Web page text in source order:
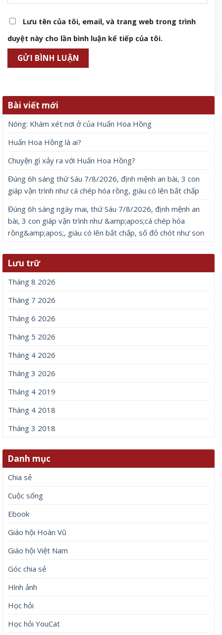
Lưu tên của tôi, email, và trang web trong trình
duyệt này cho lần bình luận kế tiếp của tôi.
Bài viết mới
Nóng: Khám xét nơi ở của Huấn Hoa Hồng
Huấn Hoa Hồng là ai?
Chuyện gì xảy ra với Huấn Hoa Hồng?
Đúng 6h sáng thứ Sáu 7/8/2026, định mệnh an bài, 3 con
giáp vận trình như cá chép hóa rồng, giàu có lên bất chấp
Đúng 6h sáng ngày mai, thứ Sáu 7/8/2026, định mệnh an
bài, 3 con giáp vận trình như &amp;apos;cá chép hóa
rồng&amp;apos;, giàu có lên bất chấp, số đỏ chót như son
Lưu trữ
Tháng 8 2026
Tháng 7 2026
Tháng 6 2026
Tháng 5 2026
Tháng 4 2026
Tháng 3 2026
Tháng 4 2019
Tháng 4 2018
Tháng 3 2018
Danh mục
Chia sẻ
Cuộc sống
Ebook
Giáo hội Hoàn Vũ
Giáo hội Việt Nam
Góc chia sẻ
Hình ảnh
Học hỏi
Học hỏi YouCat